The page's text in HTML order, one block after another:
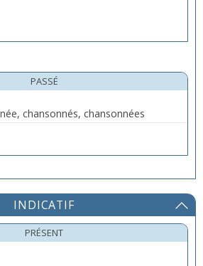
PASSÉ
chansonnés, chansonnées
INDICATIF
PRÉSENT